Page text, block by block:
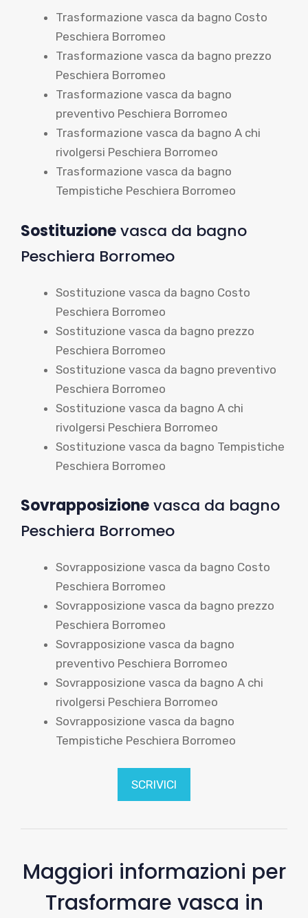
Trasformazione vasca da bagno Costo
Peschiera Borromeo
Trasformazione vasca da bagno prezzo
Peschiera Borromeo
Trasformazione vasca da bagno
preventivo Peschiera Borromeo
Trasformazione vasca da bagno A chi
rivolgersi Peschiera Borromeo
Trasformazione vasca da bagno
Tempistiche Peschiera Borromeo
Sostituzionevasca da bagno
Peschiera Borromeo
Sostituzione vasca da bagno Costo
Peschiera Borromeo
Sostituzione vasca da bagno prezzo
Peschiera Borromeo
Sostituzione vasca da bagno preventivo
Peschiera Borromeo
Sostituzione vasca da bagno A chi
rivolgersi Peschiera Borromeo
Sostituzione vasca da bagno Tempistiche
Peschiera Borromeo
Sovrapposizionevasca da bagno
Peschiera Borromeo
Sovrapposizione vasca da bagno Costo
Peschiera Borromeo
Sovrapposizione vasca da bagno prezzo
Peschiera Borromeo
Sovrapposizione vasca da bagno
preventivo Peschiera Borromeo
Sovrapposizione vasca da bagno A chi
rivolgersi Peschiera Borromeo
Sovrapposizione vasca da bagno
Tempistiche Peschiera Borromeo
SCRIVICI
Maggiori informazioni per
Trasformare vasca in